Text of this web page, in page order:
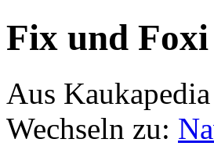
Fix und Foxi
Aus Kaukapedia
Wechseln zu: